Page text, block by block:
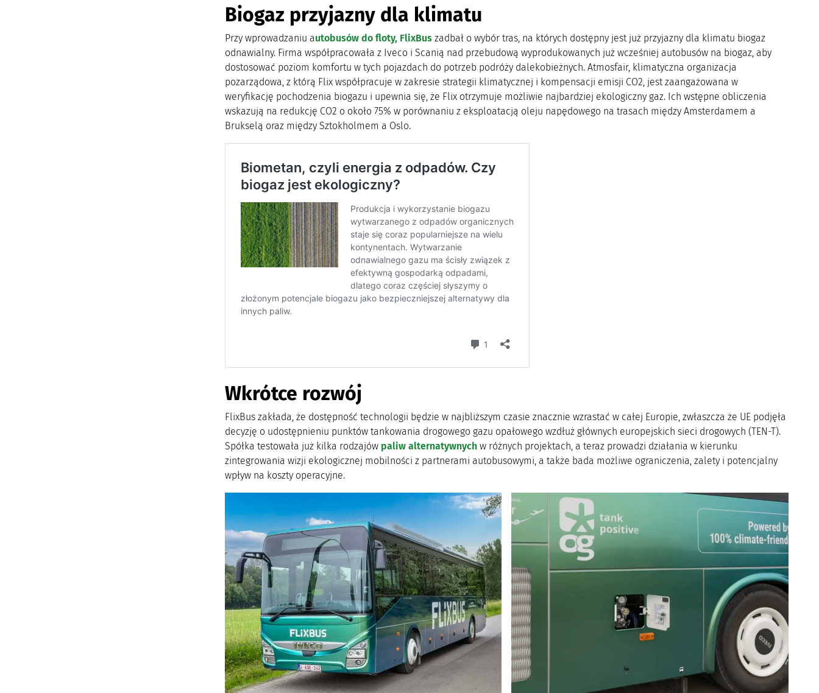
Biogaz przyjazny dla klimatu
Przy wprowadzaniu autobusów do floty, FlixBuszadbał o wybór tras, na których dostępny jest już przyjazny dla klimatu biogaz
odnawialny. Firma współpracowała z Iveco i Scanią nad przebudową wyprodukowanych już wcześniej autobusów na biogaz, aby
dostosować poziom komfortu w tych pojazdach do potrzeb podróży dalekobieżnych. Atmosfair, klimatyczna organizacja
pozarządowa, z którą Flix współpracuje w zakresie strategii klimatycznej i kompensacji emisji CO2, jest zaangażowana w
weryfikację pochodzenia biogazu i upewnia się, że Flix otrzymuje możliwie najbardziej ekologiczny gaz. Ich wstępne obliczenia
wskazują na redukcję CO2 o około 75% w porównaniu z eksploatacją oleju napędowego na trasach między Amsterdamem a
Brukselą oraz między Sztokholmem a Oslo.
Wkrótce rozwój
FlixBus zakłada, że dostępność technologii będzie w najbliższym czasie znacznie wzrastać w całej Europie, zwłaszcza że UE podjęła
decyzję o udostępnieniu punktów tankowania drogowego gazu opałowego wzdłuż głównych europejskich sieci drogowych (TEN-T).
Spółka testowała już kilka rodzajów paliw alternatywnych w różnych projektach, a teraz prowadzi działania w kierunku
zintegrowania wizji ekologicznej mobilności z partnerami autobusowymi, a także bada możliwe ograniczenia, zalety i potencjalny
wpływ na koszty operacyjne.